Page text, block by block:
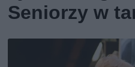
Seniorzy w